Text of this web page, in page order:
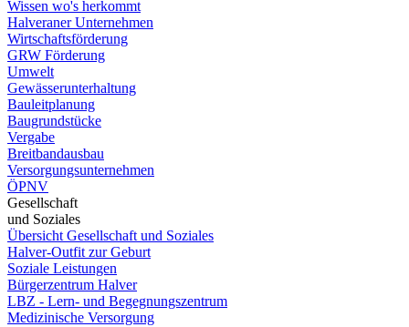
Wissen wo's herkommt
Halveraner Unternehmen
Wirtschaftsförderung
GRW Förderung
Umwelt
Gewässerunterhaltung
Bauleitplanung
Baugrundstücke
Vergabe
Breitbandausbau
Versorgungsunternehmen
ÖPNV
Gesellschaft
und Soziales
Übersicht Gesellschaft und Soziales
Halver-Outfit zur Geburt
Soziale Leistungen
Bürgerzentrum Halver
LBZ - Lern- und Begegnungszentrum
Medizinische Versorgung